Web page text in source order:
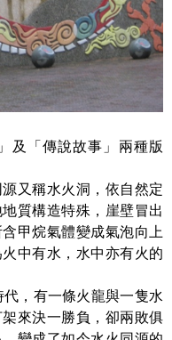
及「傳說故事」兩種版
又稱水火洞，依自然定
質構造特殊，崖壁冒出
甲烷氣體變成氣泡向上
中有水，水中亦有火的
代，有一條火龍與一隻水
來決一勝負，卻兩敗俱